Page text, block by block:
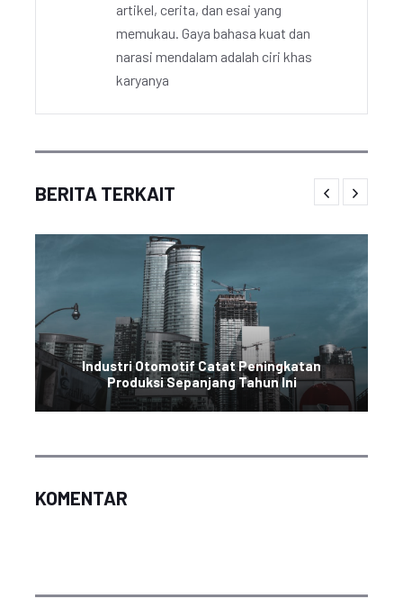
artikel, cerita, dan esai yang
memukau. Gaya bahasa kuat dan
narasi mendalam adalah ciri khas
karyanya
BERITA TERKAIT
Industri Otomotif Catat Peningkatan
Produksi Sepanjang Tahun Ini
KOMENTAR